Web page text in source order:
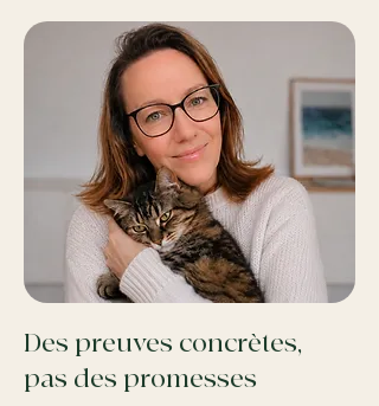
Des preuves concrètes,
pas des promesses